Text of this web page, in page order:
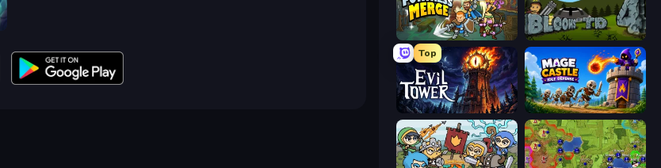
Fortress Merge
Bloons Tower Defense 4
Top
Evil Tower Mage Castle Idle Defense